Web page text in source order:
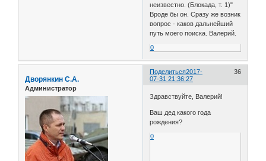
неизвестно. (Блокада, т. 1)"
Вроде бы он. Сразу же возник
вопрос - каков дальнейший
путь моего поиска. Валерий.
0
Поделиться 36
2017-
07-31 21:36:27
Дворянкин С.А.
Администратор
Здравствуйте, Валерий!
Ваш дед какого года
рождения?
0